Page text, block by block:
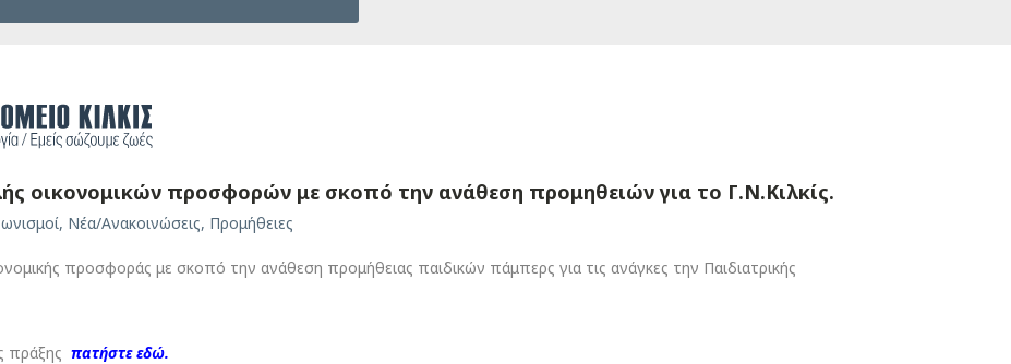
οικονομικών προσφορών με σκοπό την ανάθεση προμηθειών για το Γ.Ν.Κιλκίς.
, Νέα/Ανακοινώσεις, Προμήθειες
προσφοράς με σκοπό την ανάθεση προμήθειας παιδικών πάμπερς για τις ανάγκες την Παιδιατρικής
πράξης πατήστε εδώ.